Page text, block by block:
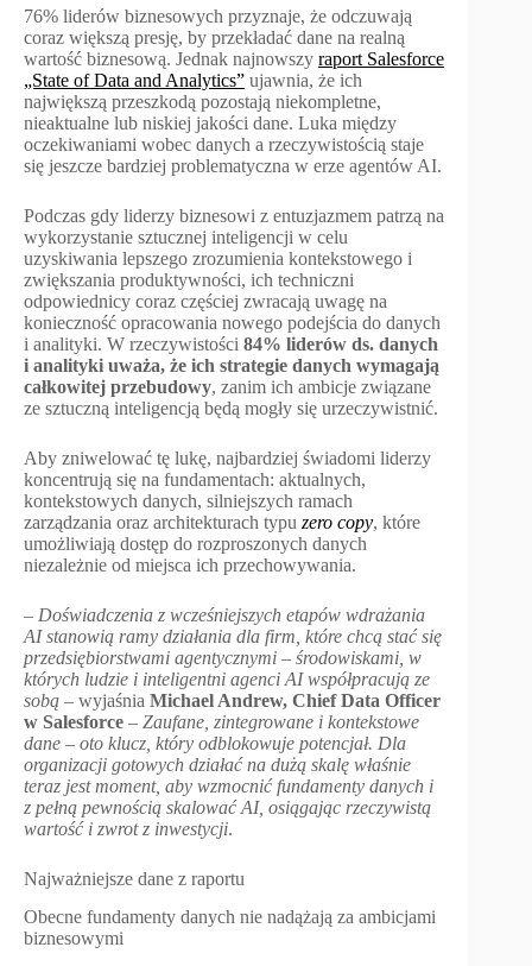
76% liderów biznesowych przyznaje, że odczuwają
coraz większą presję, by przekładać dane na realną
wartość biznesową. Jednak najnowszy raport Salesforce
„State of Data and Analytics” ujawnia, że ich
największą przeszkodą pozostają niekompletne,
nieaktualne lub niskiej jakości dane. Luka między
oczekiwaniami wobec danych a rzeczywistością staje
się jeszcze bardziej problematyczna w erze agentów AI.
Podczas gdy liderzy biznesowi z entuzjazmem patrzą na
wykorzystanie sztucznej inteligencji w celu
uzyskiwania lepszego zrozumienia kontekstowego i
zwiększania produktywności, ich techniczni
odpowiednicy coraz częściej zwracają uwagę na
konieczność opracowania nowego podejścia do danych
i analityki. W rzeczywistości 84% liderów ds. danych
i analityki uważa, że ich strategie danych wymagają
całkowitej przebudowy, zanim ich ambicje związane
ze sztuczną inteligencją będą mogły się urzeczywistnić.
Aby zniwelować tę lukę, najbardziej świadomi liderzy
koncentrują się na fundamentach: aktualnych,
kontekstowych danych, silniejszych ramach
zarządzania oraz architekturach typu zero copy, które
umożliwiają dostęp do rozproszonych danych
niezależnie od miejsca ich przechowywania.
– Doświadczenia z wcześniejszych etapów wdrażania
AI stanowią ramy działania dla firm, które chcą stać się
przedsiębiorstwami agentycznymi – środowiskami, w
których ludzie i inteligentni agenci AI współpracują ze
sobą – wyjaśnia Michael Andrew, Chief Data Officer
w Salesforce – Zaufane, zintegrowane i kontekstowe
dane – oto klucz, który odblokowuje potencjał. Dla
organizacji gotowych działać na dużą skalę właśnie
teraz jest moment, aby wzmocnić fundamenty danych i
z pełną pewnością skalować AI, osiągając rzeczywistą
wartość i zwrot z inwestycji.
Najważniejsze dane z raportu
Obecne fundamenty danych nie nadążają za ambicjami
biznesowymi